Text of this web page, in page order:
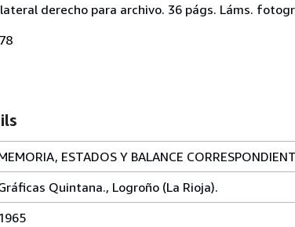
derecho para archivo. 36 págs. Láms.
ESTADOS Y BALANCE
Quintana., Logroño (La Rioja).
1965